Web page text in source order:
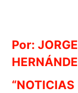
Por: